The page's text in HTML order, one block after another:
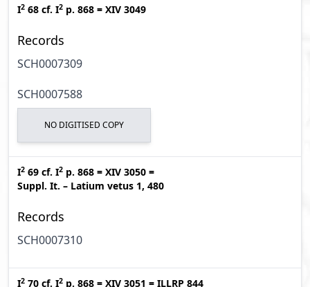
I2 68 cf. I2 p. 868 = XIV 3049
Records
SCH0007309
SCH0007588
NO DIGITISED COPY
I2 69 cf. I2 p. 868 = XIV 3050 =
Suppl. It. – Latium vetus 1, 480
Records
SCH0007310
I2 70 cf. I2 p. 868 = XIV 3051 = ILLRP 844